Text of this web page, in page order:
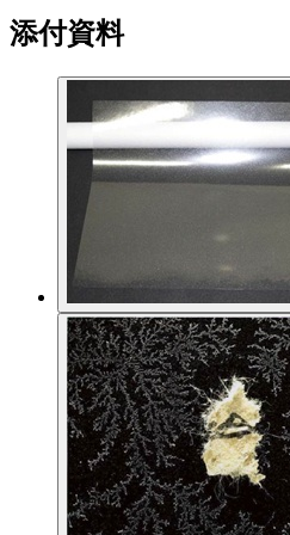
添付資料